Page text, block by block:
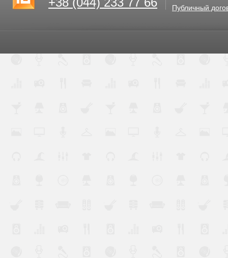
Публичный